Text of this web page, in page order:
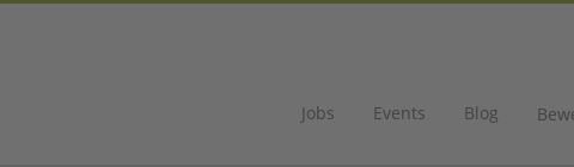
Jobs Events Blog